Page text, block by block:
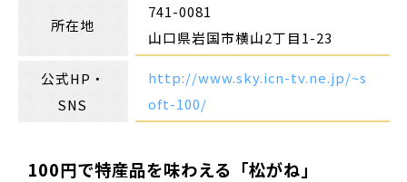
所在地
741-0081
山口県岩国市横山2丁目1-23
公式HP・
SNS
http://www.sky.icn-tv.ne.jp/~s
oft-100/
100円で特産品を味わえる「松がね」